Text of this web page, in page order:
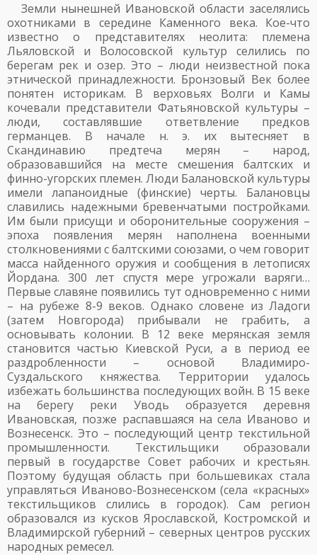
Земли нынешней Ивановской области заселялись
охотниками в середине Каменного века. Кое-что
известно о представителях неолита: племена
Льяловской и Волосовской культур селились по
берегам рек и озер. Это – люди неизвестной пока
этнической принадлежности. Бронзовый Век более
понятен историкам. В верховьях Волги и Камы
кочевали представители Фатьяновской культуры –
люди, составлявшие ответвление предков
германцев. В начале н. э. их вытесняет в
Скандинавию предтеча мерян – народ,
образовавшийся на месте смешения балтских и
финно-угорских племен. Люди Балановской культуры
имели лапаноидные (финские) черты. Балановцы
славились надежными бревенчатыми постройками.
Им были присущи и оборонительные сооружения –
эпоха появления мерян наполнена военными
столкновениями с балтскими союзами, о чем говорит
масса найденного оружия и сообщения в летописях
Йордана. 300 лет спустя мере угрожали варяги…
Первые славяне появились тут одновременно с ними
– на рубеже 8-9 веков. Однако словене из Ладоги
(затем Новгорода) прибывали не грабить, а
основывать колонии. В 12 веке мерянская земля
становится частью Киевской Руси, а в период ее
раздробленности – основой Владимиро-
Суздальского княжества. Территории удалось
избежать большинства последующих войн. В 15 веке
на берегу реки Уводь образуется деревня
Ивановская, позже распавшаяся на села Иваново и
Вознесенск. Это – последующий центр текстильной
промышленности. Текстильщики образовали
первый в государстве Совет рабочих и крестьян.
Поэтому будущая область при большевиках стала
управляться Иваново-Вознесенском (села «красных»
текстильщиков слились в городок). Сам регион
образовался из кусков Ярославской, Костромской и
Владимирской губерний – северных центров русских
народных ремесел.